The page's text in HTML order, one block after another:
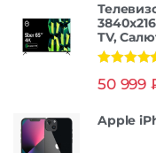
TV,
из 5
50 999
Apple